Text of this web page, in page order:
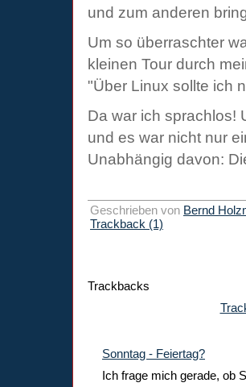
und zum anderen
Um so überraschter
kleinen Tour durch
"Über Linux sollte ich
Da war ich sprachlos!
und es war nicht nur
Unabhängig davon:
Geschrieben von Bernd
Trackback (1)
Trackbacks
Sonntag - Feiertag?
Ich frage mich gerade, ob